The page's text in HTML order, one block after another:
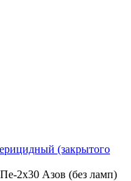
(закрытого
2x30 Азов (без ламп)